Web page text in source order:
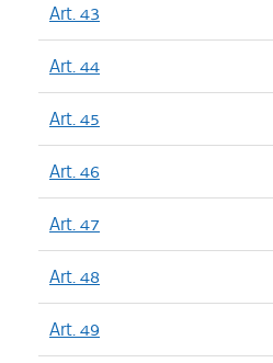
Art. 43
Art. 44
Art. 45
Art. 46
Art. 47
Art. 48
Art. 49